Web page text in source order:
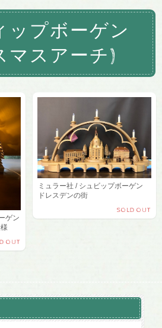
ップボーゲン
マスアーチ)
ゲン
OUT
ミュラー社 / シュビップボーゲン
ドレスデンの街
SOLD OUT